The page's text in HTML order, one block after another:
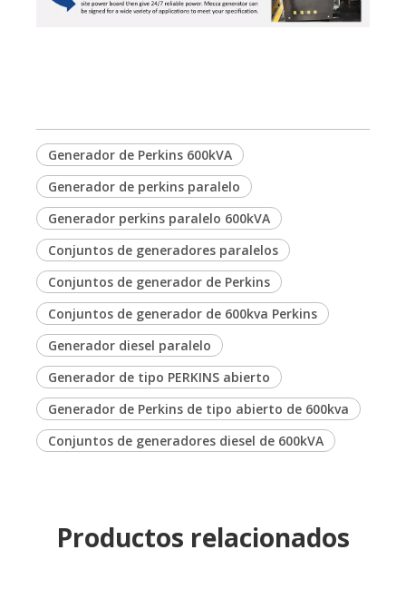
Generador de Perkins 600kVA
Generador de perkins paralelo
Generador perkins paralelo 600kVA
Conjuntos de generadores paralelos
Conjuntos de generador de Perkins
Conjuntos de generador de 600kva Perkins
Generador diesel paralelo
Generador de tipo PERKINS abierto
Generador de Perkins de tipo abierto de 600kva
Conjuntos de generadores diesel de 600kVA
Productos relacionados